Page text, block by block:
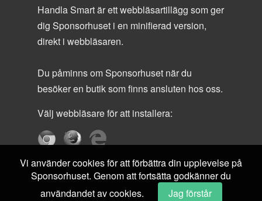
Handla Smart är ett webbläsartillägg som ger
dig Sponsorhuset i en minifierad version,
direkt i webbläsaren.
Du påminns om Sponsorhuset när du
besöker en butik som finns ansluten hos oss.
Välj webbläsare för att installera:
Vi använder cookies för att förbättra din upplevelse på
Sponsorhuset. Genom att fortsätta godkänner du
användandet av cookies.
Jag förstår